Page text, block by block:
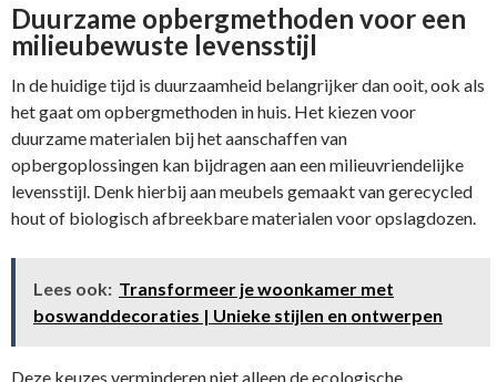
Duurzame opbergmethoden voor een
milieubewuste levensstijl
In de huidige tijd is duurzaamheid belangrijker dan ooit, ook als
het gaat om opbergmethoden in huis. Het kiezen voor
duurzame materialen bij het aanschaffen van
opbergoplossingen kan bijdragen aan een milieuvriendelijke
levensstijl. Denk hierbij aan meubels gemaakt van gerecycled
hout of biologisch afbreekbare materialen voor opslagdozen.
Lees ook: Transformeer je woonkamer met
boswanddecoraties | Unieke stijlen en ontwerpen
Deze keuzes verminderen niet alleen de ecologische